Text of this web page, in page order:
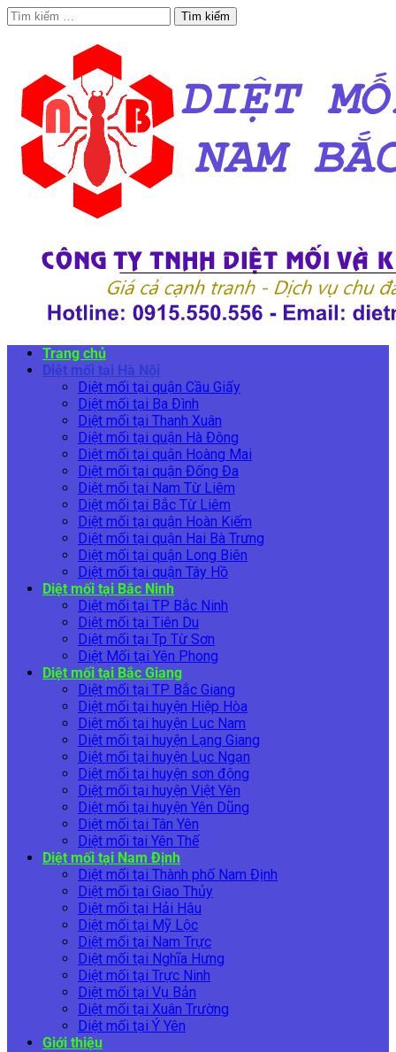
Tìm
kiếm
Trang chủ
Diệt mối tại Hà Nội
Diệt mối tại quận Cầu Giấy
Diệt mối tại Ba Đình
Diệt mối tại Thanh Xuân
Diệt mối tại quận Hà Đông
Diệt mối tại quận Hoàng Mai
Diệt mối tại quận Đống Đa
Diệt mối tại Nam Từ Liêm
Diệt mối tại Bắc Từ Liêm
Diệt mối tại quận Hoàn Kiếm
Diệt mối tại quận Hai Bà Trưng
Diệt mối tại quận Long Biên
Diệt mối tại quận Tây Hồ
Diệt mối tại Bắc Ninh
Diệt mối tại TP Bắc Ninh
Diệt mối tại Tiên Du
Diệt mối tại Tp Từ Sơn
Diệt Mối tại Yên Phong
Diệt mối tại Bắc Giang
Diệt mối tại TP Bắc Giang
Diệt mối tại huyện Hiệp Hòa
Diệt mối tại huyện Lục Nam
Diệt mối tại huyện Lạng Giang
Diệt mối tại huyện Lục Ngạn
Diệt mối tại huyện sơn động
Diệt mối tại huyện Việt Yên
Diệt mối tại huyện Yên Dũng
Diệt mối tại Tân Yên
Diệt mối tai Yên Thế
Diệt mối tại Nam Định
Diệt mối tại Thành phố Nam Định
Diệt mối tại Giao Thủy
Diệt mối tại Hải Hậu
Diệt mối tại Mỹ Lộc
Diệt mối tại Nam Trực
Diệt mối tại Nghĩa Hưng
Diệt mối tại Trực Ninh
Diệt mối tại Vụ Bản
Diệt mối tại Xuân Trường
Diệt mối tại Ý Yên
Giới thiệu